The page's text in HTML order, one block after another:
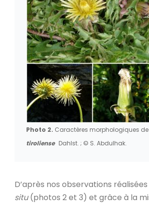
Photo 2. Caractères morphologiques de
tiroliense Dahlst. ; © S. Abdulhak.
D’après nos observations réalisées
situ(photos 2 et 3) et grâce à la